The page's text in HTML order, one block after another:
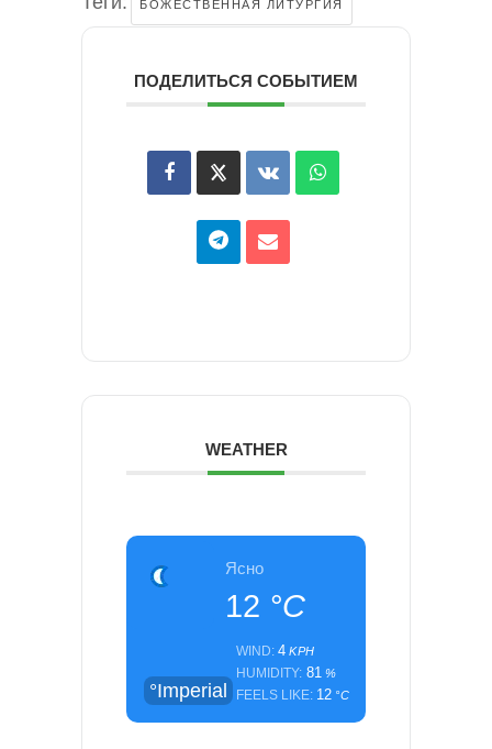
БОЖЕСТВЕННАЯ ЛИТУРГИЯ
ПОДЕЛИТЬСЯ СОБЫТИЕМ
WEATHER
Ясно
12 °C
°Imperial
WIND: 4KPH
HUMIDITY:81 %
FEELS LIKE: 12°C